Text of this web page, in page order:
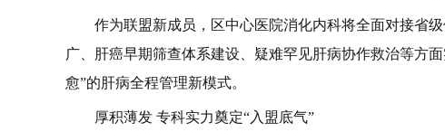
作为联盟新成员，区中心医院消化内科将全面对接省
广、肝癌早期筛查体系建设、疑难罕见肝病协作救治等方
愈”的肝病全程管理新模式。
厚积薄发 专科实力奠定“入盟底气”